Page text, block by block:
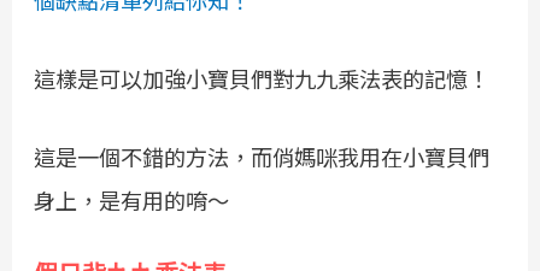
這樣是可以加強小寶貝們對九九乘法表的記憶！
這是一個不錯的方法，而俏媽咪我用在小寶貝們
身上，是有用的唷～